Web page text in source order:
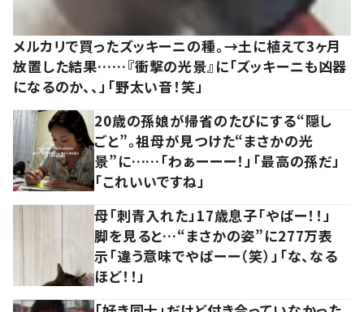
メルカリで買ったズッキーニの種。→土に植えて3ヶ月
放置した結果……『衝撃の光景』に「ズッキーニも凶器
になるのか、、」「野太い音！笑」
20歳の孫娘が帰省のたびにする“隠し
ごと”。祖母が見つけた“まさかの光
景”に……「わぁーーー！」「最高の孫だ」
「これいいですね」
母「刺青入れた」17歳息子「やばー！！」
脚を見ると…“まさかの姿”に277万表
示「違う意味でやばーー（笑）」「な、なる
ほど！！」